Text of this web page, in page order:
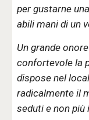
per gustarne
abili mani di un
Un grande
confortevole la
dispose nel
radicalmente il
seduti e non più